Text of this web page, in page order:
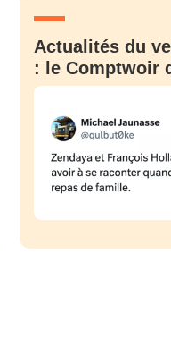
Actualités du
: le Comptwoir